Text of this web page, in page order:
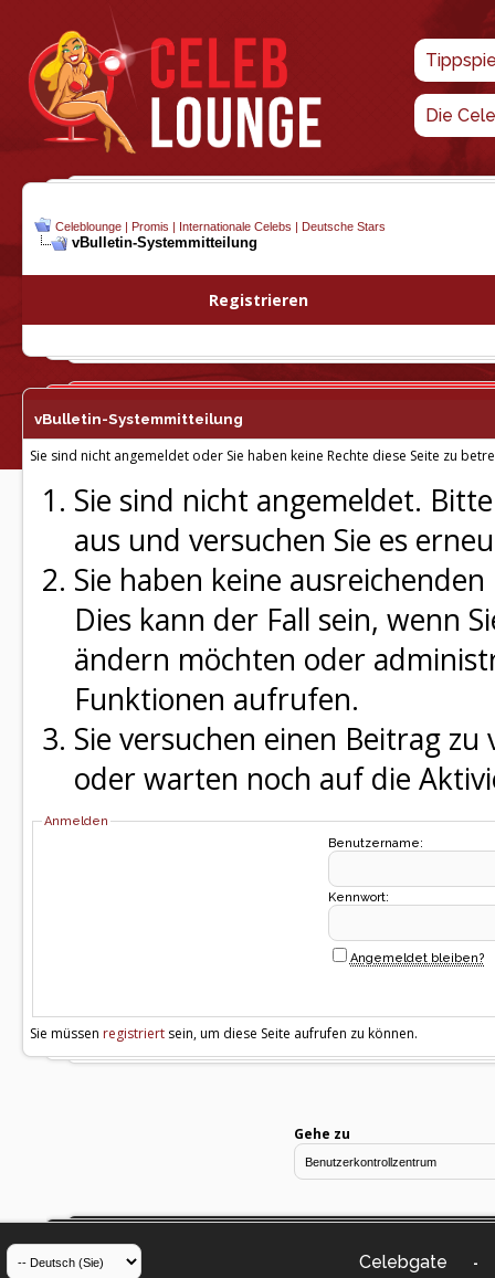
Die
Celeblounge | Promis | Internationale Celebs | Deutsche Stars
vBulletin-Systemmitteilung
Registrieren
vBulletin-Systemmitteilung
Sie sind nicht angemeldet oder Sie haben keine Rechte diese Seite zu
Sie sind nicht angemeldet.
aus und versuchen Sie es
Sie haben keine
Dies kann der Fall sein, wenn
ändern möchten oder
Funktionen aufrufen.
Sie versuchen einen Beitrag
oder warten noch auf die
Anmelden
Benutzername:
Kennwort:
Angemeldet bleiben?
Sie müssen registriert sein, um diese Seite aufrufen zu können.
Gehe zu
Celebgate -